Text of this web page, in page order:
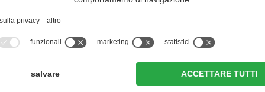
& spa
+
Naturhotel Leitlhof
San Candido